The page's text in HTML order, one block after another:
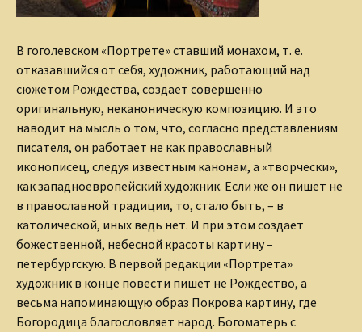
В гоголевском «Портрете» ставший монахом, т. е.
отказавшийся от себя, художник, работающий над
сюжетом Рождества, создает совершенно
оригинальную, неканоническую композицию. И это
наводит на мысль о том, что, согласно представлениям
писателя, он работает не как православный
иконописец, следуя известным канонам, а «творчески»,
как западноевропейский художник. Если же он пишет не
в православной традиции, то, стало быть, – в
католической, иных ведь нет. И при этом создает
божественной, небесной красоты картину –
петербургскую. В первой редакции «Портрета»
художник в конце повести пишет не Рождество, а
весьма напоминающую образ Покрова картину, где
Богородица благословляет народ. Богоматерь с